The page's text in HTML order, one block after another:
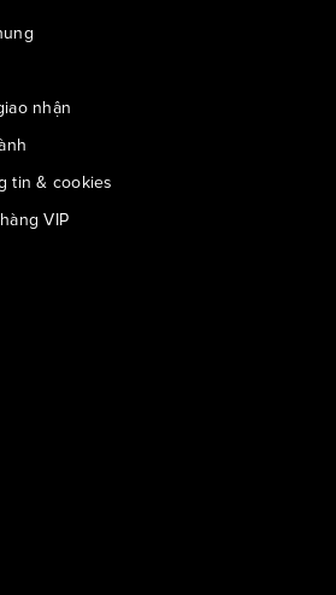
nhận
tin & cookies
VIP